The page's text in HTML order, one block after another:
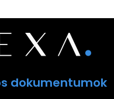
dokumentumok